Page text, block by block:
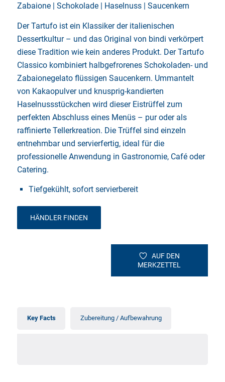
Zabaione | Schokolade | Haselnuss | Saucenkern
Der Tartufo ist ein Klassiker der italienischen
Dessertkultur – und das Original von bindi verkörpert
diese Tradition wie kein anderes Produkt. Der Tartufo
Classico kombiniert halbgefrorenes Schokoladen- und
Zabaionegelato flüssigen Saucenkern. Ummantelt
von Kakaopulver und knusprig-kandierten
Haselnussstückchen wird dieser Eistrüffel zum
perfekten Abschluss eines Menüs – pur oder als
raffinierte Tellerkreation. Die Trüffel sind einzeln
entnehmbar und servierfertig, ideal für die
professionelle Anwendung in Gastronomie, Café oder
Catering.
Tiefgekühlt, sofort servierbereit
HÄNDLER FINDEN
AUF DEN
MERKZETTEL
Key Facts Zubereitung / Aufbewahrung